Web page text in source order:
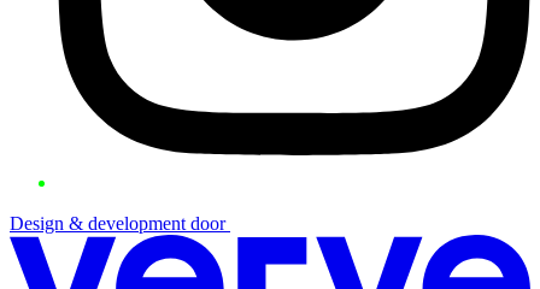
Design & development door